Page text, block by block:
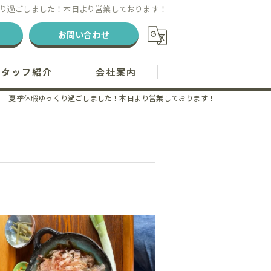
過ごしました！本日より営業しております！
お問い合わせ
ッフ紹介 会社案内
夏季休暇ゆっくり過ごしました！本日より営業しております！